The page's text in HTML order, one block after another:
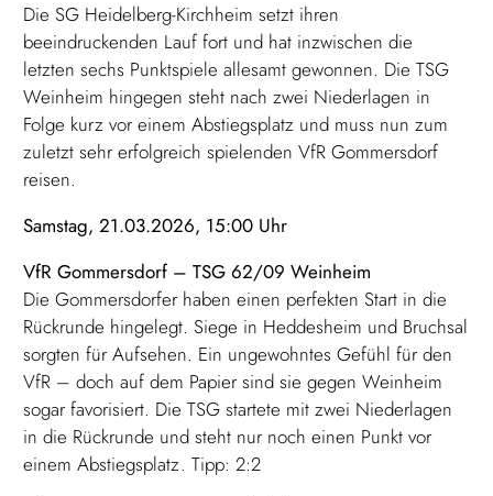
Die SG Heidelberg-Kirchheim setzt ihren
beeindruckenden Lauf fort und hat inzwischen die
letzten sechs Punktspiele allesamt gewonnen. Die TSG
Weinheim hingegen steht nach zwei Niederlagen in
Folge kurz vor einem Abstiegsplatz und muss nun zum
zuletzt sehr erfolgreich spielenden VfR Gommersdorf
reisen.
Samstag, 21.03.2026, 15:00 Uhr
VfR Gommersdorf – TSG 62/09 Weinheim
Die Gommersdorfer haben einen perfekten Start in die
Rückrunde hingelegt. Siege in Heddesheim und Bruchsal
sorgten für Aufsehen. Ein ungewohntes Gefühl für den
VfR – doch auf dem Papier sind sie gegen Weinheim
sogar favorisiert. Die TSG startete mit zwei Niederlagen
in die Rückrunde und steht nur noch einen Punkt vor
einem Abstiegsplatz. Tipp: 2:2